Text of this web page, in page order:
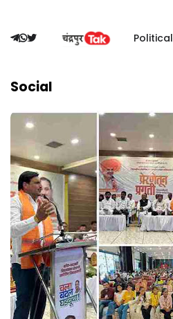
Political
Social